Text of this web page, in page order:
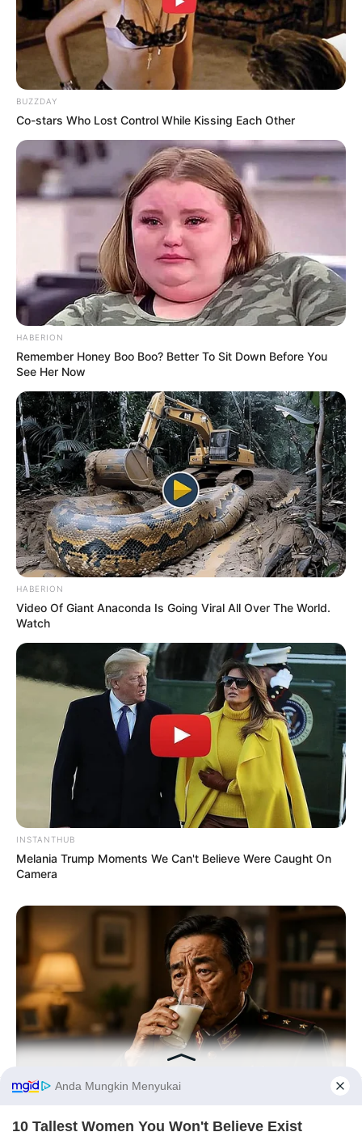
10 Pose Manekin Anti
Mainstream yang Konyol
Banget
8 Kata Lucu Seputar Malam
Minggu ala Jomblo yang Bikin
Ngenes
10 Desain Kanopi Tempat
Tidur, Serasa Beristirahat di
Kamar Raja
Tampil Lebih Modern, 7 Potret
Hasil Renovasi Rumah Berusia
90 Tahun
BUZZDAY
Co-stars Who Lost Control While Kissing Each Other
HABERION
Remember Honey Boo Boo? Better To Sit Down Before You
See Her Now
HABERION
Video Of Giant Anaconda Is Going Viral All Over The World.
Watch
INSTANTHUB
Melania Trump Moments We Can't Believe Were Caught On
Camera
Japan's Greatest Doctors Say Memory Loss Isn't Age: Just